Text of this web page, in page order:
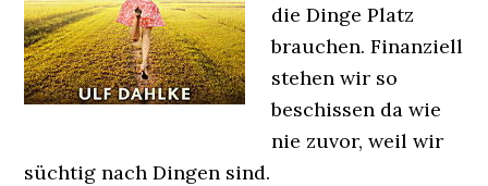
die Dinge Platz
brauchen. Finanziell
stehen wir so
beschissen da wie
nie zuvor, weil wir
süchtig nach Dingen sind.